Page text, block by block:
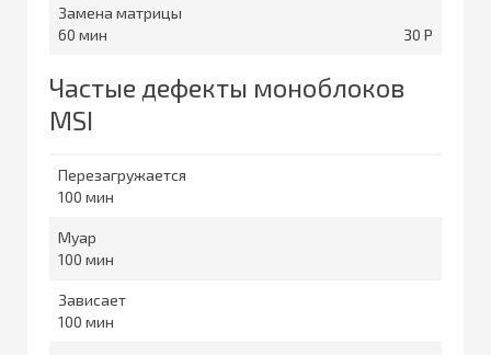
Замена матрицы
60
30
Частые дефекты моноблоков
MSI
Перезагружается
100
Муар
100
Зависает
100